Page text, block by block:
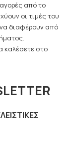
από το
οι τιμές του
να διαφέρουν από
καλέσετε στο